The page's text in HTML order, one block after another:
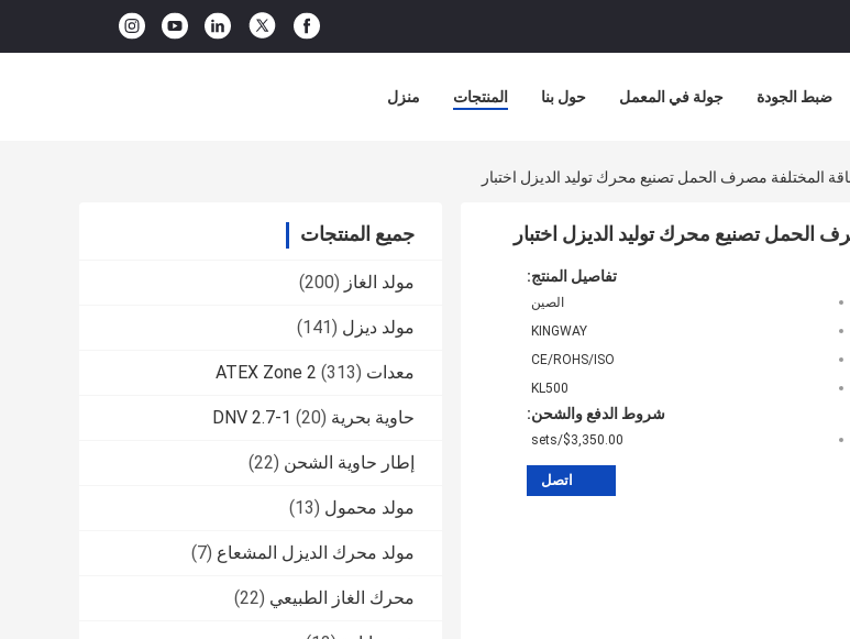
منزل المنتجات حول بنا جولة في المعمل ضبط الجودة
جميع المنتجات
مولد الغاز (200)
مولد ديزل (141)
معدات ATEX Zone 2 (313)
حاوية بحرية DNV 2.7-1 (20)
إطار حاوية الشحن (22)
مولد محمول (13)
مولد محرك الديزل المشعاع (7)
محرك الغاز الطبيعي (22)
تفاصيل المنتج:
الصين
KINGWAY
CE/ROHS/ISO
KL500
شروط الدفع والشحن:
$3,350.00/sets
اتصل